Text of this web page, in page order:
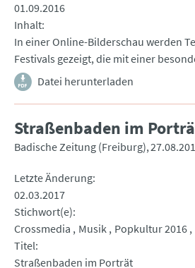
01.09.2016
Inhalt
In einer Online-Bilderschau werden
Festivals gezeigt, die mit einer
Datei herunterladen
Straßenbaden im
Badische Zeitung (Freiburg)
Letzte Änderung
02.03.2017
Stichwort(e)
Crossmedia
Musik Popkultur 2016
Titel
Straßenbaden im Porträt